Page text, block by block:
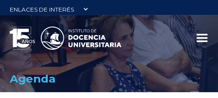
ENLACES DE INTERÉS
Agenda